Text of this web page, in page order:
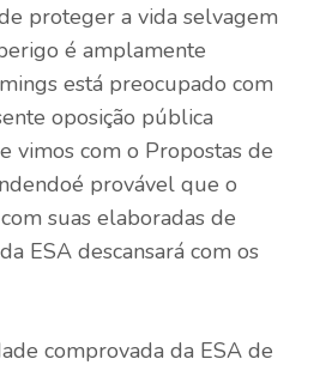
proteger a vida selvagem
é amplamente
está preocupado com
oposição pública
vimos com o Propostas de
é provável que o
suas elaboradas de
ESA descansará com os
comprovada da ESA de